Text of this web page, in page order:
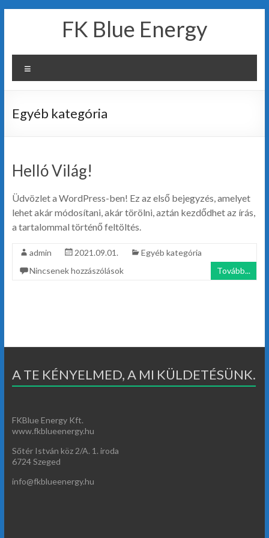
FK Blue Energy
Egyéb kategória
Helló Világ!
Üdvözlet a WordPress-ben! Ez az első bejegyzés, amelyet
lehet akár módosítani, akár törölni, aztán kezdődhet az írás,
a tartalommal történő feltöltés.
admin 2021.09.01.
Egyéb kategória
Nincsenek hozzászólások
Tovább...
A TE KÉNYELMED, A MI KÜLDETÉSÜNK.
FKBlue Energy Kft.
www.fkblueenergy.hu
Sőtér István köz 2/A. 1. iroda
6724 Szeged
info@fkblueenergy.hu